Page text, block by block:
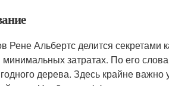
Альбертс делится секретами
затратах. По его
дерева. Здесь крайне